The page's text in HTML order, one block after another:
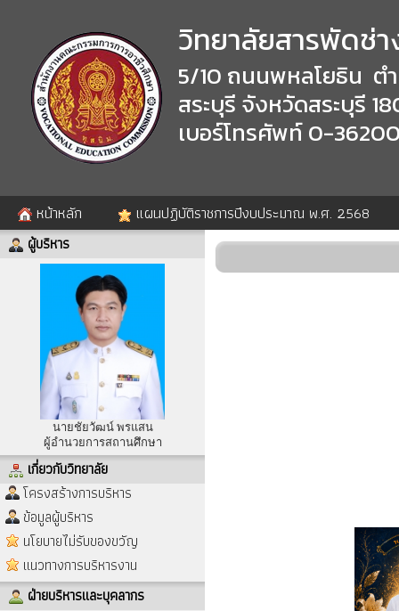
วิทยาลัยสารพัดช่า
5/10 ถนนพหลโยธิน ต
สระบุรี จังหวัดสระบุรี
เบอร์โทรศัพท์ 0-
หน้าหลัก แผนปฏิบัติราชการปีงบประมาณ พ.ศ. 2568
ผู้บริหาร
นายชัยวัฒน์ พรแสน
ผู้อำนวยการสถานศึกษา
เกี่ยวกับวิทยาลัย
โครงสร้างการบริหาร
ข้อมูลผู้บริหาร
นโยบายไม่รับของขวัญ
แนวทางการบริหารงาน
ฝ่ายบริหารและบุคลากร